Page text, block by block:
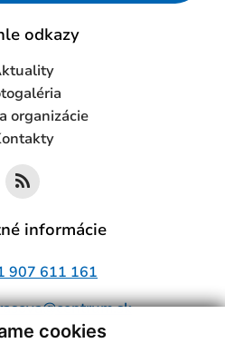
cookies
odkazy
organizácie
informácie
907 611 161